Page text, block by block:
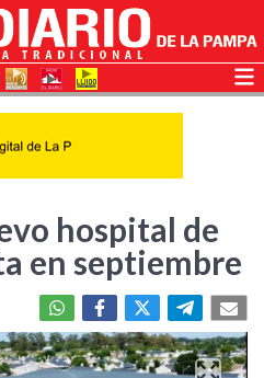
hospital de
en septiembre